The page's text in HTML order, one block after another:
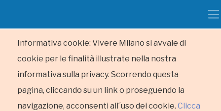
Informativa cookie: Vivere Milano si avvale di
cookie per le finalità illustrate nella nostra
informativa sulla privacy. Scorrendo questa
pagina, cliccando su un link o proseguendo la
navigazione, acconsenti all´uso dei cookie. Clicca